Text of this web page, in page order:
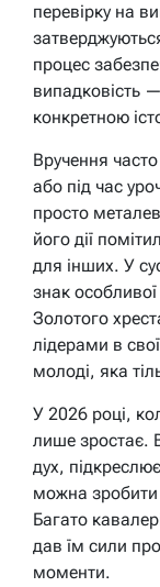
перевірку на
процес
випадковість
конкретною
Вручення
або під час
просто
його дії
для інших. У
знак
Золотого
лідерами в
молоді, яка
У 2026 році,
лише зростає.
дух,
можна зробити
Багато
дав їм сили
моменти.